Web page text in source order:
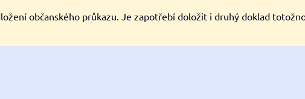
občanského průkazu. Je zapotřebí doložit i druhý doklad